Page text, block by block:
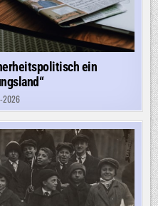
ein
2026